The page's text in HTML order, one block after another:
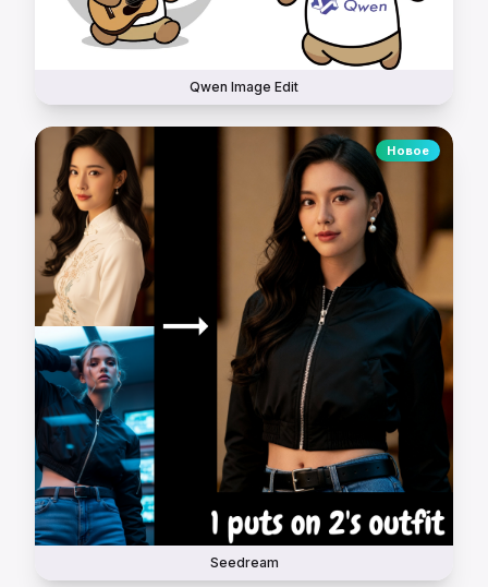
Qwen Image Edit
Новое
Seedream